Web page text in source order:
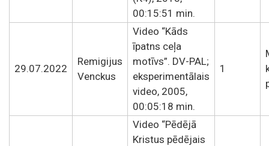
00:15:51 min.
29.07.2022
Remigijus
Venckus
Video “Kāds
īpatns ceļa
motīvs”. DV-PAL;
eksperimentālais
video, 2005,
00:05:18 min.
1
Video “Pēdējā
Kristus pēdējais